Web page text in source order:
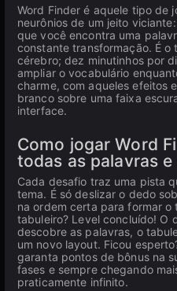
Word Finder é aquele tipo de
neurônios de um jeito
que você encontra uma
constante transformação. É
cérebro; dez minutinhos por
ampliar o vocabulário
charme, com aqueles efeitos
branco sobre uma faixa
interface.
Como jogar Word
todas as palavras
Cada desafio traz uma pista
tema. É só deslizar o dedo
na ordem certa para formar o
tabuleiro? Level concluído! O
descobre as palavras, o
um novo layout. Ficou
garanta pontos de bônus na
fases e sempre chegando
praticamente infinito.